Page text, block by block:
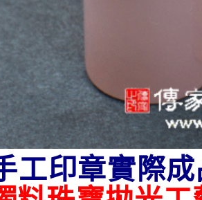
工印章實際